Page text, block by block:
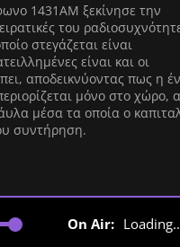
1431AM ξεκίνησε την
του
στεγάζεται είναι
είναι και οι
αποδεικνύοντας πως η
μόνο στο χώρο,
μέσα τα οποία ο
συντήρηση.
On Air: